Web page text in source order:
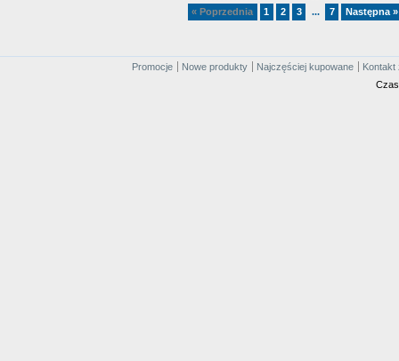
« Poprzednia 1 2 3 ... 7 Następna »
Promocje Nowe produkty Najczęściej kupowane
Kontakt